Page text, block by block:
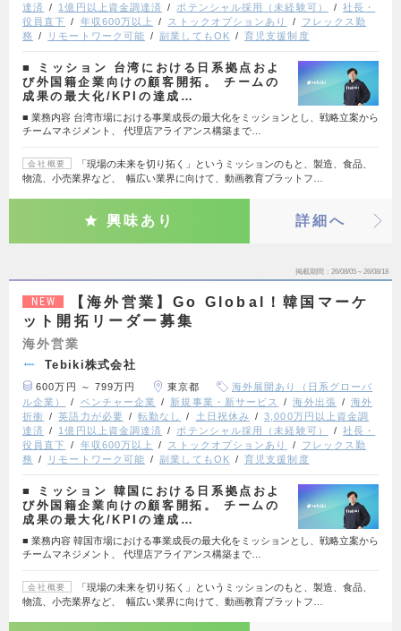
達済
1億円以上資金調達済 ポテンシャル採用（未経験可）
社長・
役員直下
年収600万以上 ストックオプションあり
フレックス勤
務
リモートワーク可能 副業してもOK 育児支援制度
■ ミッション 台湾における日系拠点およ
び外国籍企業向けの顧客開拓。 チームの
成果の最大化/KPIの達成…
■ 業務内容 台湾市場における事業成長の最大化をミッションとし、戦略立案から
チームマネジメント、 代理店アライアンス構築まで…
会社概要
「現場の未来を切り拓く」というミッションのもと、製造、食品、
物流、小売業界など、 幅広い業界に向けて、動画教育プラットフ…
興味あり 詳細へ
掲載期間 26/08/05～26/08/18
NEW
【海外営業】Go Global！韓国マーケ
ット開拓リーダー募集
海外営業
Tebiki株式会社
600万円 ～ 799万円 東京都
海外展開あり（日系グローバ
ル企業）
ベンチャー企業 新規事業・新サービス 海外出張
海外
折衝
英語力が必要 転勤なし 土日祝休み
3,000万円以上資金調
達済
1億円以上資金調達済 ポテンシャル採用（未経験可）
社長・
役員直下
年収600万以上 ストックオプションあり
フレックス勤
務
リモートワーク可能 副業してもOK 育児支援制度
■ ミッション 韓国における日系拠点およ
び外国籍企業向けの顧客開拓。 チームの
成果の最大化/KPIの達成…
■ 業務内容 韓国市場における事業成長の最大化をミッションとし、戦略立案から
チームマネジメント、 代理店アライアンス構築まで…
会社概要
「現場の未来を切り拓く」というミッションのもと、製造、食品、
物流、小売業界など、 幅広い業界に向けて、動画教育プラットフ…